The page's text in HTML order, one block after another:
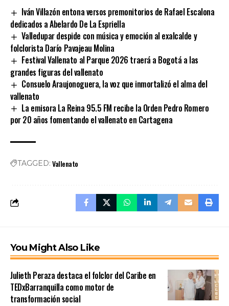
Iván Villazón entona versos premonitorios de Rafael Escalona
dedicados a Abelardo De La Espriella
Valledupar despide con música y emoción al exalcalde y
folclorista Darío Pavajeau Molina
Festival Vallenato al Parque 2026 traerá a Bogotá a las
grandes figuras del vallenato
Consuelo Araujonoguera, la voz que inmortalizó el alma del
vallenato
La emisora La Reina 95.5 FM recibe la Orden Pedro Romero
por 20 años fomentando el vallenato en Cartagena
TAGGED: Vallenato
You Might Also Like
Julieth Peraza destaca el folclor del Caribe en
TEDxBarranquilla como motor de
transformación social